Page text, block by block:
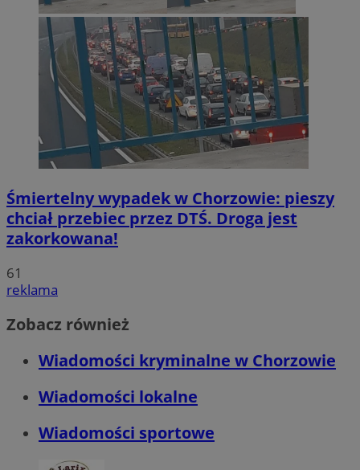
Śmiertelny wypadek w Chorzowie: pieszy
chciał przebiec przez DTŚ. Droga jest
zakorkowana!
61
reklama
Zobacz również
Wiadomości kryminalne w Chorzowie
Wiadomości lokalne
Wiadomości sportowe